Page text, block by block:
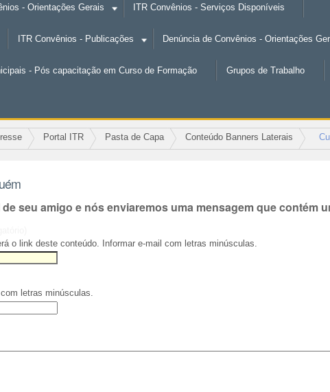
- Orientações Gerais ITR Convênios - Serviços Disponíveis
ITR Convênios - Publicações Denúncia de Convênios - Orientações
- Pós capacitação em Curso de Formação Grupos de Trabalho
Portal ITR Pasta de Capa Conteúdo Banners Laterais
seu amigo e nós enviaremos uma mensagem que contém
o link deste conteúdo. Informar e-mail com letras minúsculas.
letras minúsculas.